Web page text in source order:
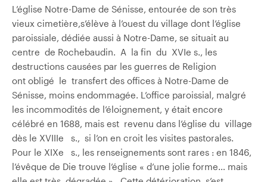
L’église Notre-Dame de Sénisse, entourée de son très
vieux cimetière,s’élève à l’ouest du village dont l’église
paroissiale, dédiée aussi à Notre-Dame, se situait au
centre de Rochebaudin. A la fin du XVIe s., les
destructions causées par les guerres de Religion
ont obligé le transfert des offices à Notre-Dame de
Sénisse, moins endommagée. L’office paroissial, malgré
les incommodités de l’éloignement, y était encore
célébré en 1688, mais est revenu dans l’église du village
dès le XVIIIe s., si l’on en croit les visites pastorales.
Pour le XIXe s., les renseignements sont rares : en 1846,
l’évêque de Die trouve l’église « d’une jolie forme… mais